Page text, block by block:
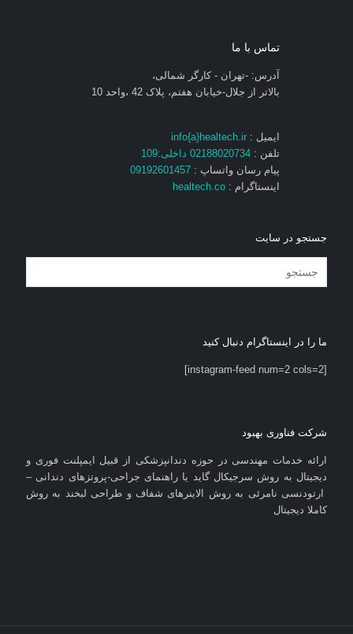
تماس با ما
آدرس: -تهران - کارگر شمالی،
بالاتر از جلال-خیابان هفتم، پلاک 42 ،واحد 10
ایمیل : info{a}healtech.ir
تلفن : 02188020734 داخلی:109
پیام رسان واتساپ : 09192601457
اینستاگرام : healtech.co
جستجو در سایت
ما را در اینستاگرام دنبال کنید
[instagram-feed num=2 cols=2]
شرکت فناوری بهبود
ارائه خدمات مهندسی در حوزه دندانپزشکی از قبیل ایمپلنت فوری و
دیجیتال به روش سرجیکال گاید یا راهنمای جراحی-پروتزهای دندانی –
ارتودنسی نامرئی به روش الاینرهای شفاف و طراحی لبخند به روش
کاملا دیجیتال